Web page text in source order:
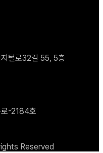
털로32길 55, 5층
-2184호
Reserved